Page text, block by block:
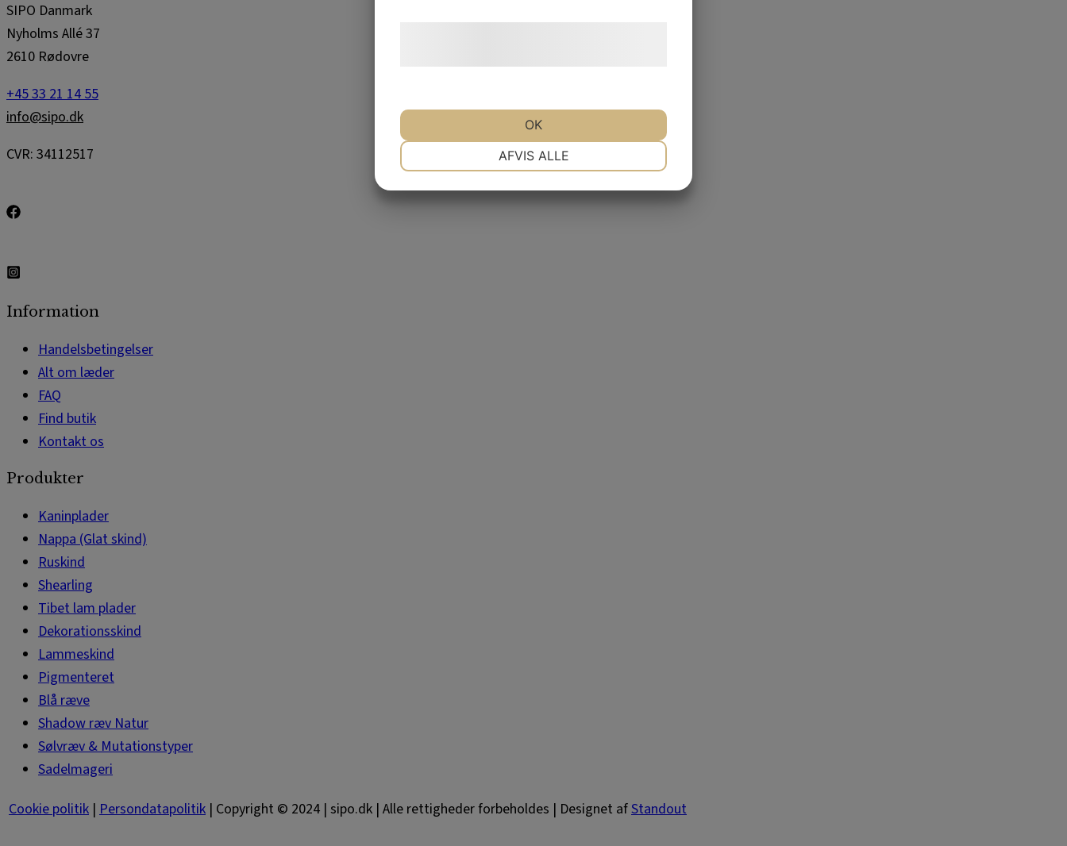
SIPO Danmark
Nyholms Allé 37
2610 Rødovre
+45 33 21 14 55
info@sipo.dk
CVR: 34112517
Information
Handelsbetingelser
Alt om læder
FAQ
Find butik
Kontakt os
Produkter
Kaninplader
Nappa (Glat skind)
Ruskind
Shearling
Tibet lam plader
Dekorationsskind
Lammeskind
Pigmenteret
Blå ræve
Shadow ræv Natur
Sølvræv & Mutationstyper
Sadelmageri
Cookie politik | Persondatapolitik | Copyright © 2024 | sipo.dk | Alle rettigheder forbeholdes | Designet afStandout
AFVIS ALLE
OK